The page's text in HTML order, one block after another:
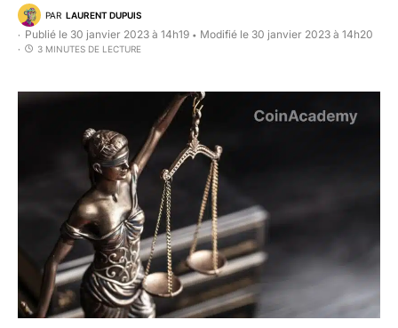
PAR LAURENT DUPUIS
Publié le 30 janvier 2023 à 14h19 • Modifié le 30 janvier 2023 à 14h20
3 MINUTES DE LECTURE